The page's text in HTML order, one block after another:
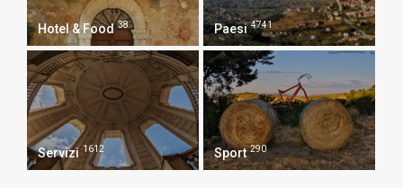
Hotel & Food 38 Paesi 4741
Servizi 1612 Sport 290